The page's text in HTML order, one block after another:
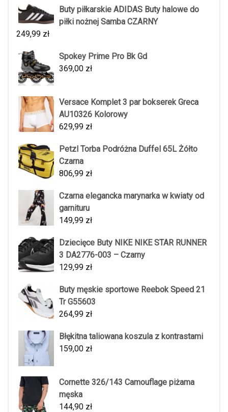
Buty piłkarskie ADIDAS Buty halowe do
piłki nożnej Samba CZARNY
249,99 zł
Spokey Prime Pro Bk Gd
369,00 zł
Versace Komplet 3 par bokserek Greca
AU10326 Kolorowy
629,99 zł
Petzl Torba Podróżna Duffel 65L Żółto
Czarna
806,99 zł
Czarna elegancka marynarka w kwiaty od
garnituru
149,99 zł
Dziecięce Buty NIKE NIKE STAR RUNNER
3 DA2776-003 – Czarny
129,99 zł
Buty męskie sportowe Reebok Speed 21
Tr G55603
264,99 zł
Błękitna taliowana koszula z kontrastami
159,00 zł
Cornette 326/143 Camouflage piżama
męska
144,90 zł